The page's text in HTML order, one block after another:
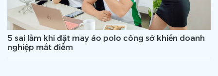
5 sai lầm khi đặt may áo polo công sở khiến doanh
nghiệp mất điểm